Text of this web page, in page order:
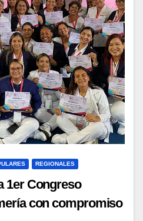
REGIONALES
1er Congreso
con compromiso